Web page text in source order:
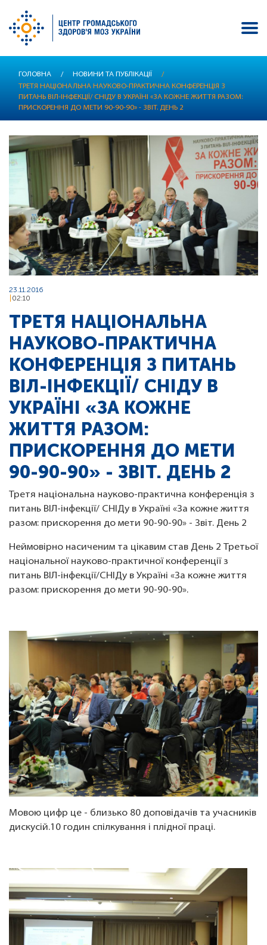
вмісту
ГОЛОВНА / НОВИНИ ТА ПУБЛІКАЦІЇ
/
ТРЕТЯ НАЦІОНАЛЬНА НАУКОВО-ПРАКТИЧНА КОНФЕРЕНЦІЯ З
ПИТАНЬ ВІЛ-ІНФЕКЦІЇ/ СНІДУ В УКРАЇНІ «ЗА КОЖНЕ ЖИТТЯ РАЗОМ:
ПРИСКОРЕННЯ ДО МЕТИ 90-90-90» - ЗВІТ. ДЕНЬ 2
23.11.2016
02:10
ТРЕТЯ НАЦІОНАЛЬНА
НАУКОВО-ПРАКТИЧНА
КОНФЕРЕНЦІЯ З ПИТАНЬ
ВІЛ-ІНФЕКЦІЇ/ СНІДУ В
УКРАЇНІ «ЗА КОЖНЕ
ЖИТТЯ РАЗОМ:
ПРИСКОРЕННЯ ДО МЕТИ
90-90-90» - ЗВІТ. ДЕНЬ 2
Третя національна науково-практична конференція з
питань ВІЛ-інфекції/ СНІДу в Україні «За кожне життя
разом: прискорення до мети 90-90-90» - Звіт. День 2
Неймовірно насиченим та цікавим став День 2 Третьої
національної науково-практичної конференції з
питань ВІЛ-інфекції/СНІДу в Україні «За кожне життя
разом: прискорення до мети 90-90-90».
Мовою цифр це - близько 80 доповідачів та учасників
дискусій.10 годин спілкування і плідної праці.